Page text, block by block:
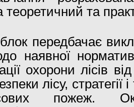
теоретичний та
передбачає
наявної
охорони лісів
лісу, стратегії
пожеж.